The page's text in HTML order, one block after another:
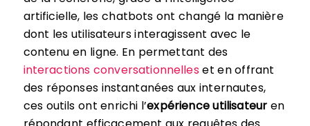
artificielle, les chatbots ont changé la manière
dont les utilisateurs interagissent avec le
contenu en ligne. En permettant des
interactions conversationnelleset en offrant
des réponses instantanées aux internautes,
ces outils ont enrichi l’expérience utilisateur en